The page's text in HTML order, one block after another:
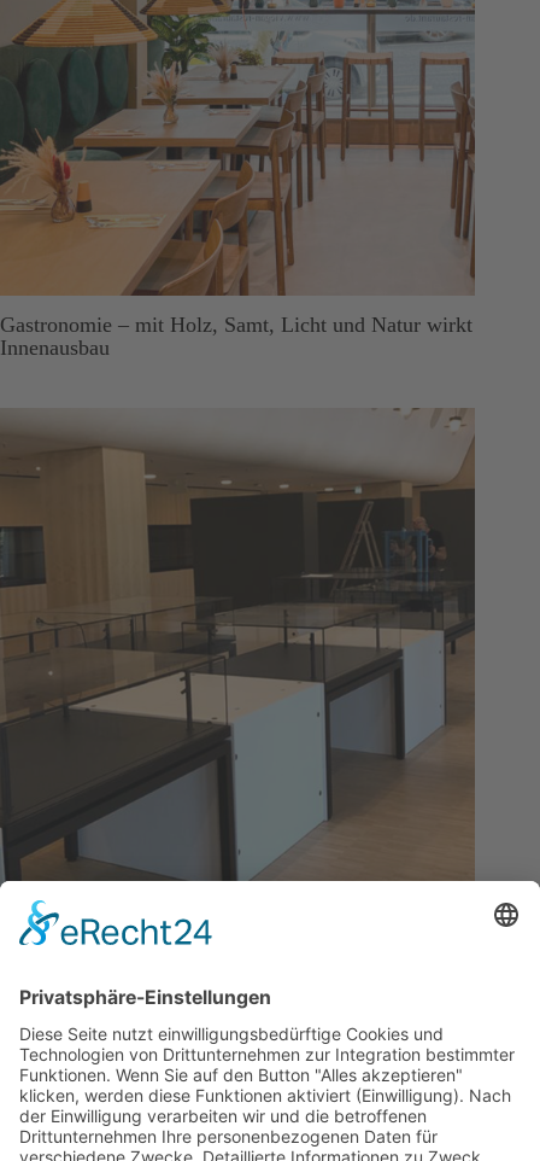
Gastronomie – mit Holz, Samt, Licht und Natur wirkt
Innenausbau
Ausstellungsmöbel aus recycelten Textilien
More